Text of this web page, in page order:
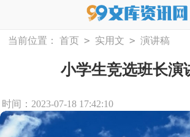
当前位置： 首页 > 实用文 > 演讲稿
小学生竞选班长演
时间：2023-07-18 17:42:10